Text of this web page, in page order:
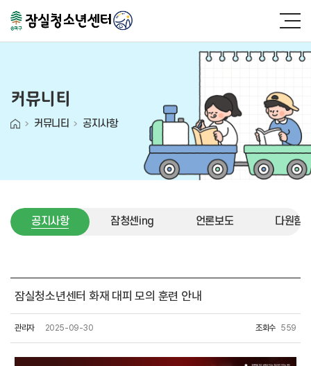
커뮤니티
커뮤니티 공지사항
공지사항 잠청센ing 언론보도 다원함
잠실청소년센터 화재 대피 모의 훈련 안내
관리자 2025-09-30 조회수 559